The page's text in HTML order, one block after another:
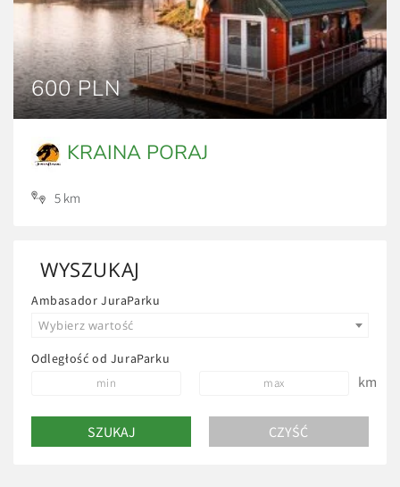
600 PLN
KRAINA PORAJ
5 km
WYSZUKAJ
Ambasador JuraParku
Wybierz wartość
Odległość od JuraParku
km